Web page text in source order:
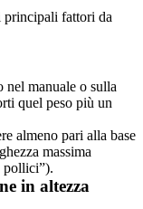
principali fattori da
manuale o sulla
quel peso più un
almeno pari alla base
massima
pollici”).
in altezza